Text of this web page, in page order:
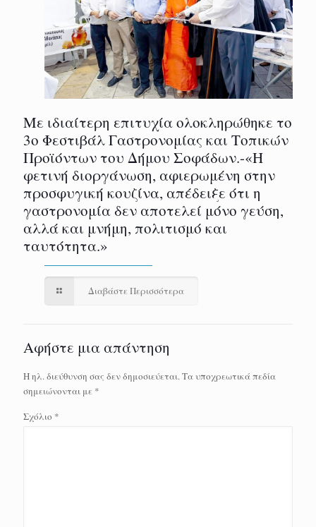
Με ιδιαίτερη επιτυχία ολοκληρώθηκε το
3ο Φεστιβάλ Γαστρονομίας και Τοπικών
Προϊόντων του Δήμου Σοφάδων.-«Η
φετινή διοργάνωση, αφιερωμένη στην
προσφυγική κουζίνα, απέδειξε ότι η
γαστρονομία δεν αποτελεί μόνο γεύση,
αλλά και μνήμη, πολιτισμό και
ταυτότητα.»
Διαβάστε Περισσότερα
Αφήστε μια απάντηση
Η ηλ. διεύθυνση σας δεν δημοσιεύεται.Τα υποχρεωτικά πεδία
σημειώνονται με *
Σχόλιο *